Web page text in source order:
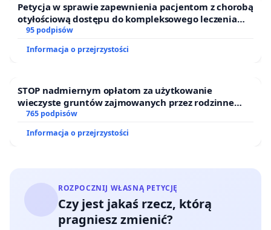
Petycja w sprawie zapewnienia pacjentom z chorobą
otyłościową dostępu do kompleksowego leczenia
oraz programów profilaktycznych.
95 podpisów
Informacja o przejrzystości
STOP nadmiernym opłatom za użytkowanie
wieczyste gruntów zajmowanych przez rodzinne
ogrody działkowe.
765 podpisów
Informacja o przejrzystości
ROZPOCZNIJ WŁASNĄ PETYCJĘ
Czy jest jakaś rzecz, którą
pragniesz zmienić?